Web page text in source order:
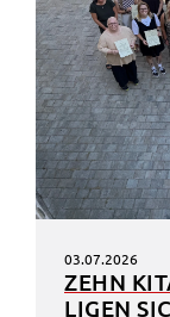
03.07.2026
ZEHN
LI­GEN